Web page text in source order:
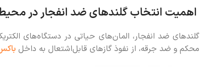
اهمیت انتخاب گلندهای ضد انفجار در
گلندهای ضد انفجار، المان‌های حیاتی در دستگاه‌های
محکم و ضد جرقه، از نفوذ گازهای قابل‌اشتعال به داخل